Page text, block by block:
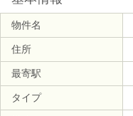
物件名
住所
最寄駅
タイプ